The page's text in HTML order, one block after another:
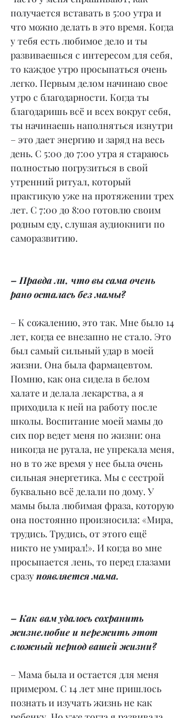
получается вставать в 5:00 утра и
что можно делать в это время. Когда
у тебя есть любимое дело и ты
развиваешься с интересом для себя,
то каждое утро просыпаться очень
легко. Первым делом начинаю свое
утро с благодарности. Когда ты
благодаришь всё и всех вокруг себя,
ты начинаешь наполняться изнутри
– это дает энергию и заряд на весь
день. С 5:00 до 7:00 утра я стараюсь
полностью погрузиться в свой
утренний ритуал, который
практикую уже на протяжении трех
лет. С 7:00 до 8:00 готовлю своим
родным еду, слушая аудиокниги по
саморазвитию.
– Правда ли, что вы сама очень
рано осталась без мамы?
– К сожалению, это так. Мне было 14
лет, когда ее внезапно не стало. Это
был самый сильный удар в моей
жизни. Она была фармацевтом.
Помню, как она сидела в белом
халате и делала лекарства, а я
приходила к ней на работу после
школы. Воспитание моей мамы до
сих пор ведет меня по жизни: она
никогда не ругала, не упрекала меня,
но в то же время у нее была очень
сильная энергетика. Мы с сестрой
буквально всё делали по дому. У
мамы была любимая фраза, которую
она постоянно произносила: «Мира,
трудись. Трудись, от этого ещё
никто не умирал!». И когда во мне
просыпается лень, то перед глазами
сразу появляется мама.
– Как вам удалось сохранить
жизнелюбие и пережить этот
сложный период вашей жизни?
– Мама была и остается для меня
примером. С 14 лет мне пришлось
познать и изучать жизнь не как